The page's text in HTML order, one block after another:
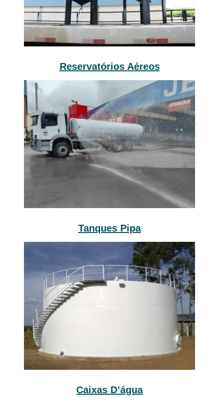
Reservatórios Aéreos
Tanques Pipa
Caixas D’água